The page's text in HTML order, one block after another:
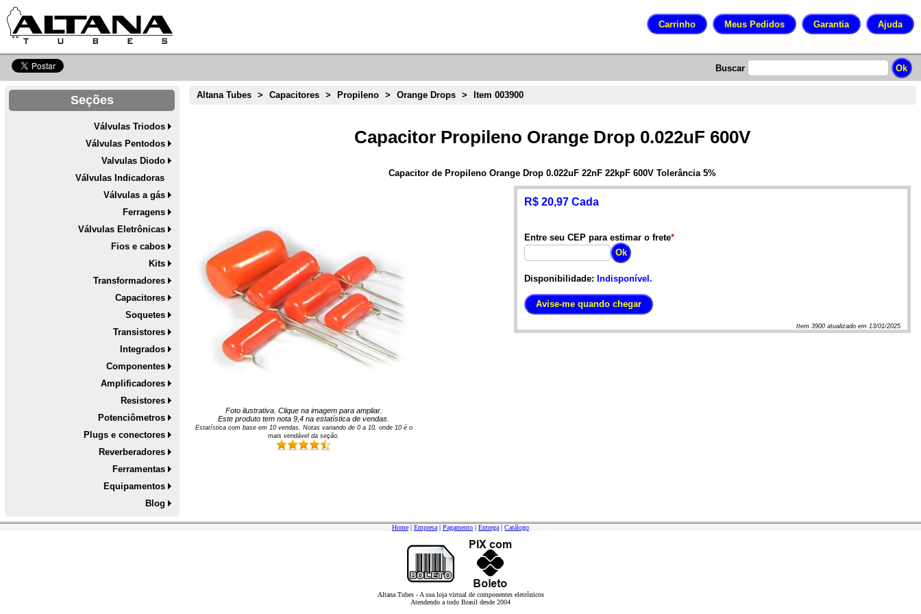
Buscar
Seções
Válvulas Triodos
Válvulas Pentodos
Valvulas Diodo
Válvulas Indicadoras
Válvulas a gás
Ferragens
Válvulas Eletrônicas
Fios e cabos
Kits
Transformadores
Capacitores
Soquetes
Transistores
Integrados
Componentes
Amplificadores
Resistores
Potenciômetros
Plugs e conectores
Reverberadores
Ferramentas
Equipamentos
Blog
Altana Tubes > Capacitores > Propileno > Orange Drops > Item 003900
Capacitor Propileno Orange Drop 0.022uF 600V
Capacitor de Propileno Orange Drop 0.022uF 22nF 22kpF 600V Tolerância 5%
Foto ilustrativa. Clique na imagem para ampliar.
Este produto tem nota9,4 na estatística de vendas.
Estatística com base em 10vendas. Notas variando de 0a 10, onde 10 é o
mais vendável da seção.
R$ 20,97 Cada
Entre seu CEP para estimar o frete*
Disponibilidade: Indisponível.
Item3900 atualizado em 13/01/2025
Home | Empresa | Pagamento | Entrega | Catálogo
Altana Tubes - A sua loja virtual de componentes eletrônicos
Atendendo a todo Brasil desde 2004